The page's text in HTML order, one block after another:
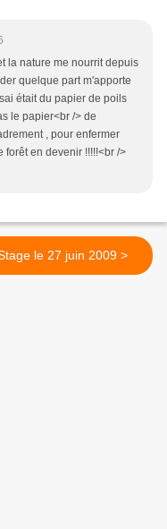
la nature me nourrit depuis
quelque part m'apporte
était du papier de poils
le papier<br /> de
, pour enfermer
forêt en devenir !!!!!<br />
Stage le 27 juin 2009 >